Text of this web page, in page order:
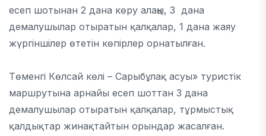
есеп шотынан 2 дана көру алаңы, 3 дана
демалушылар отыратын қалқалар, 1 дана жаяу
жүргіншілер өтетін көпірлер орнатылған.
Төменгі Көлсай көлі – Сарыбұлақ асуы» туристік
маршрутына арнайы есеп шоттан 3 дана
демалушылар отыратын қалқалар, тұрмыстық
қалдықтар жинақтайтын орындар жасалған.